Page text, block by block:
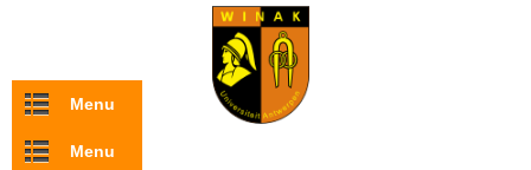
Overslaan en naar de inhoud gaan
Menu
Menu